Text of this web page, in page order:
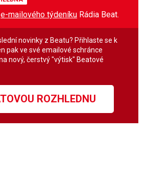
e-mailového týdeníku Rádia Beat.
novinky z Beatu? Přihlaste se k
pak ve své emailové schránce
nový, čerstvý "výtisk" Beatové
ROZHLEDNU